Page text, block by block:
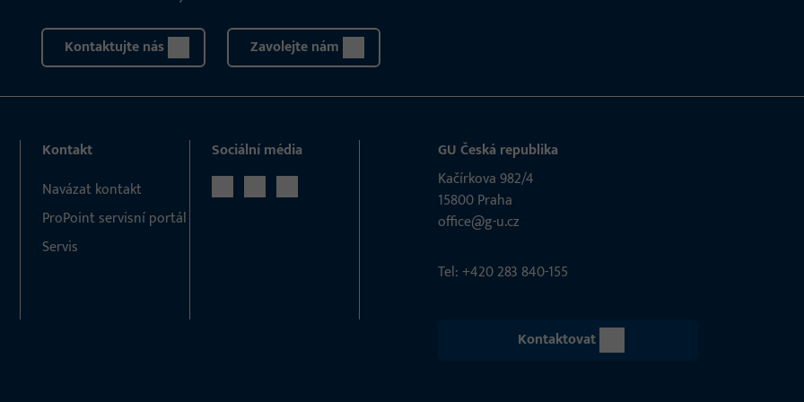
Kontaktujte nás Zavolejte nám
Kontakt
Navázat kontakt
ProPoint servisní portál
Servis
Sociální média
GU Česká republika
Kačírkova 982/4
15800 Praha
office@g-u.cz
Tel: +420 283 840-155
Kontaktovat